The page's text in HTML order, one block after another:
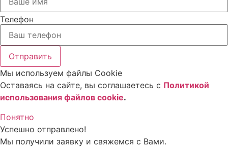
Телефон
Отправить
Мы используем файлы Cookie
Оставаясь на сайте, вы соглашаетесь c Политикой
использования файлов cookie.
Понятно
Успешно отправлено!
Мы получили заявку и свяжемся с Вами.